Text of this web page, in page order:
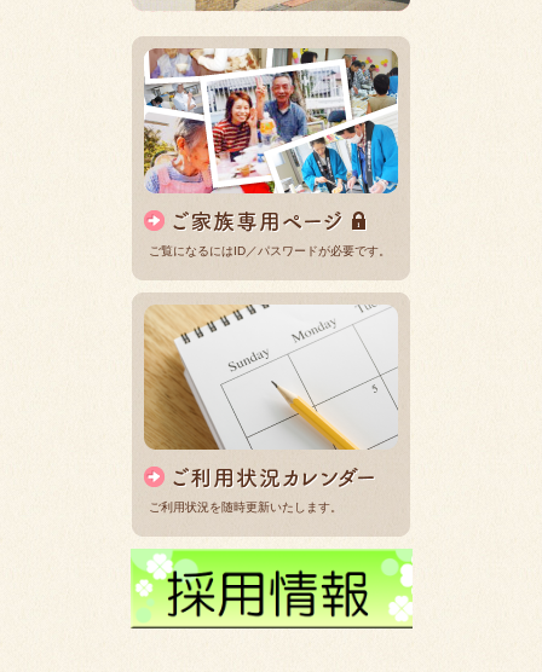
ご覧になるにはID／パスワードが必要です。
ご利用状況を随時更新いたします。